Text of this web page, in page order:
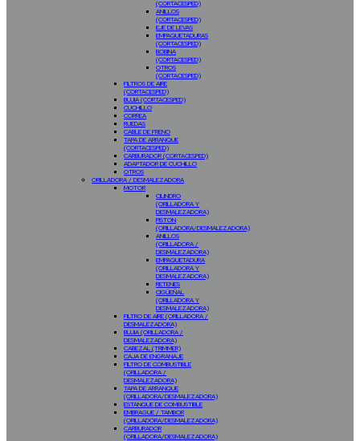
(CORTACESPED)
ANILLOS
(CORTACESPED)
EJE DE LEVAS
EMPAQUETADURAS
(CORTACESPED)
BOBINA
(CORTACESPED)
OTROS
(CORTACESPED)
FILTROS DE AIRE
(CORTACESPED)
BUJIA (CORTACESPED)
CUCHILLO
CORREA
RUEDAS
CABLE DE FRENO
TAPA DE ARRANQUE
(CORTACESPED)
CARBURADOR (CORTACESPED)
ADAPTADOR DE CUCHILLO
OTROS
ORILLADORA / DESMALEZADORA
MOTOR
CILINDRO
(ORILLADORA Y
DESMALEZADORA)
PISTON
(ORILLADORA/DESMALEZADORA)
ANILLOS
(ORILLADORA /
DESMALEZADORA)
EMPAQUETADURA
(ORILLADORA Y
DESMALEZADORA)
RETENES
CIGÜEÑAL
(ORILLADORA Y
DESMALEZADORA)
FILTRO DE AIRE (ORILLADORA /
DESMALEZADORA)
BUJIA (ORILLADORA /
DESMALEZADORA)
CABEZAL (TRIMMER)
CAJA DE ENGRANAJE
FILTRO DE COMBUSTIBLE
(ORILLADORA /
DESMALEZADORA)
TAPA DE ARRANQUE
(ORILLADORA/DESMALEZADORA)
ESTANQUE DE COMBUSTIBLE
EMBRAGUE / TAMBOR
(ORILLADORA/DESMALEZADORA)
CARBURADOR
(ORILLADORA/DESMALEZADORA)